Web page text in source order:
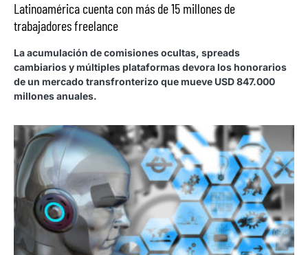
Latinoamérica cuenta con más de 15 millones de
trabajadores freelance
La acumulación de comisiones ocultas, spreads
cambiarios y múltiples plataformas devora los honorarios
de un mercado transfronterizo que mueve USD 847.000
millones anuales.